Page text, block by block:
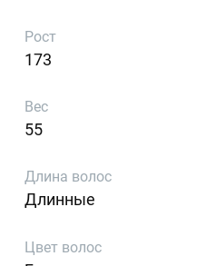
Рост
173
Вес
55
Длина волос
Длинные
Цвет волос